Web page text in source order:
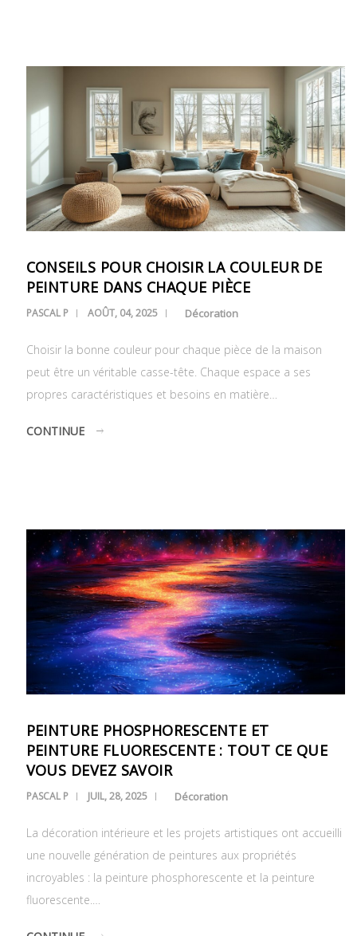
CONSEILS POUR CHOISIR LA COULEUR DE
PEINTURE DANS CHAQUE PIÈCE
PASCAL P AOÛT, 04, 2025 Décoration
Choisir la bonne couleur pour chaque pièce de la maison
peut être un véritable casse-tête. Chaque espace a ses
propres caractéristiques et besoins en matière…
CONTINUE
PEINTURE PHOSPHORESCENTE ET
PEINTURE FLUORESCENTE : TOUT CE QUE
VOUS DEVEZ SAVOIR
PASCAL P JUIL, 28, 2025 Décoration
La décoration intérieure et les projets artistiques ont accueilli
une nouvelle génération de peintures aux propriétés
incroyables : la peinture phosphorescente et la peinture
fluorescente.…